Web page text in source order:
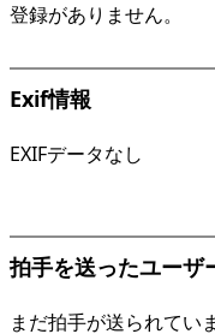
登録がありません。
Exif情報
EXIFデータなし
拍手を送ったユーザ
まだ拍手が送られてい